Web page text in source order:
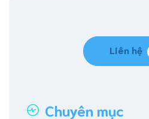
Liên hệ
Chuyên mục